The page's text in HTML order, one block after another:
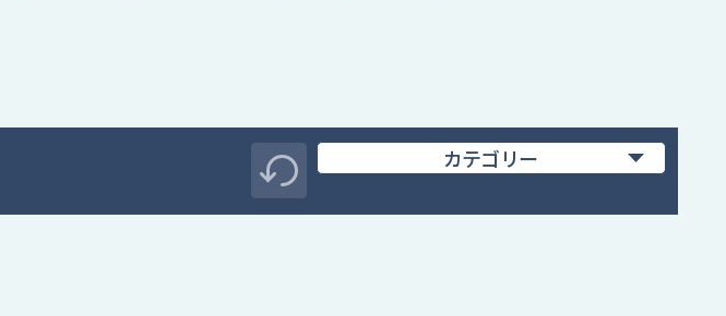
カテゴリー
全て